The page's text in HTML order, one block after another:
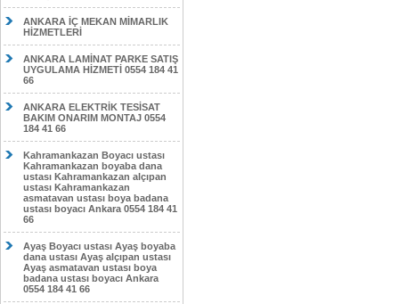
ANKARA İÇ MEKAN MİMARLIK
HİZMETLERİ
ANKARA LAMİNAT PARKE SATIŞ
UYGULAMA HİZMETİ 0554 184 41
66
ANKARA ELEKTRİK TESİSAT
BAKIM ONARIM MONTAJ 0554
184 41 66
Kahramankazan Boyacı ustası
Kahramankazan boyaba dana
ustası Kahramankazan alçıpan
ustası Kahramankazan
asmatavan ustası boya badana
ustası boyacı Ankara 0554 184 41
66
Ayaş Boyacı ustası Ayaş boyaba
dana ustası Ayaş alçıpan ustası
Ayaş asmatavan ustası boya
badana ustası boyacı Ankara
0554 184 41 66